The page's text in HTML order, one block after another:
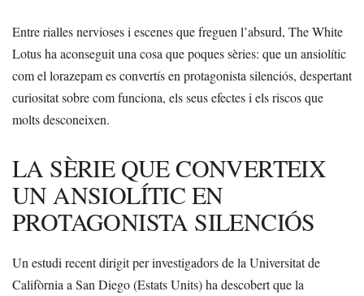
Entre rialles nervioses i escenes que freguen l’absurd, The White
Lotus ha aconseguit una cosa que poques sèries: que un ansiolític
com el lorazepam es convertís en protagonista silenciós, despertant
curiositat sobre com funciona, els seus efectes i els riscos que
molts desconeixen.
LA SÈRIE QUE CONVERTEIX
UN ANSIOLÍTIC EN
PROTAGONISTA SILENCIÓS
Un estudi recent dirigit per investigadors de la Universitat de
Califòrnia a San Diego (Estats Units) ha descobert que la